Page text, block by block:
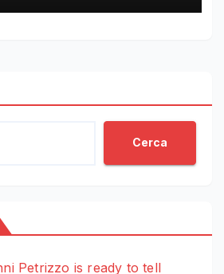
Cerca
Petrizzo is ready to tell